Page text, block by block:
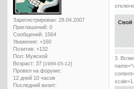
Зарегистрирован: 28.04.2007
Приглашений: 0
Сообщений: 1564
Уважение: +160
Позитив: +132
Пол: Мужской
Возраст: 37 [1989-05-12]
Провел на форуме:
12 дней 10 часов
Последний визит:
3.